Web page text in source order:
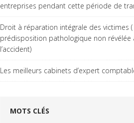
entreprises pendant cette période de
Droit à réparation intégrale des victimes (
prédisposition pathologique non révélée
l’accident)
Les meilleurs cabinets d’expert
MOTS CLÉS